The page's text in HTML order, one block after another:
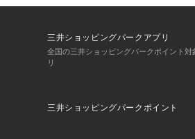
（インビスタ社製）を使用
加工）を使用
・金具はテントなどに使われる自在金
ルで作成。軽量で強度があるアルミを使
幅: 12.5cm　高さ: 11.3cm　ストラッ
三井ショッピングパークアプリ
全国の三井ショッピングパークポイント
リ
三井ショッピングパークポイント